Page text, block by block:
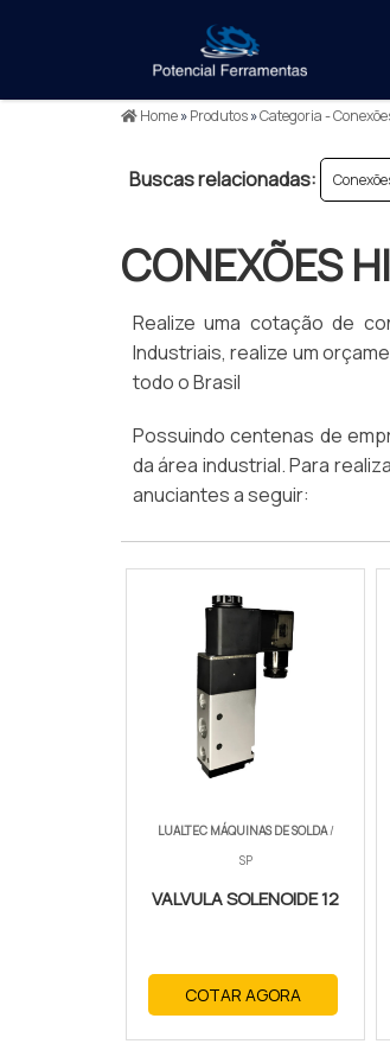
Home»Produtos»Categoria -
Buscas relacionadas:
CONEXÕES
Realize uma cotação de
Industriais, realize um
todo o Brasil
Possuindo centenas de
da área industrial. Para
anuciantes a seguir:
LUALTEC MÁQUINAS DE SOLDA/
SP
VALVULA SOLENOIDE 12
COTAR AGORA